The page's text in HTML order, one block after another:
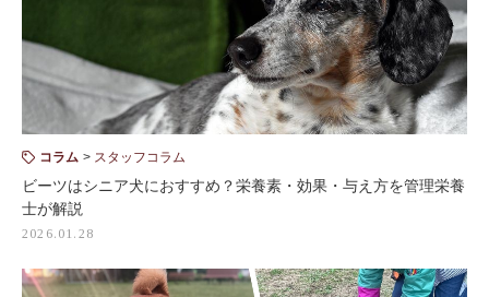
コラム スタッフコラム
ビーツはシニア犬におすすめ？栄養素・効果・与え方を管理栄養
士が解説
2026.01.28